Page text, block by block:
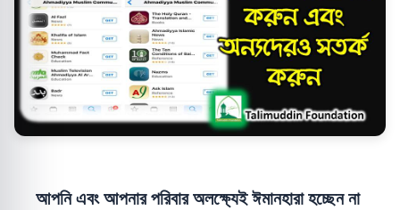
আপনি এবং আপনার পরিবার অলক্ষ্যেই ঈমানহারা হচ্ছেন না